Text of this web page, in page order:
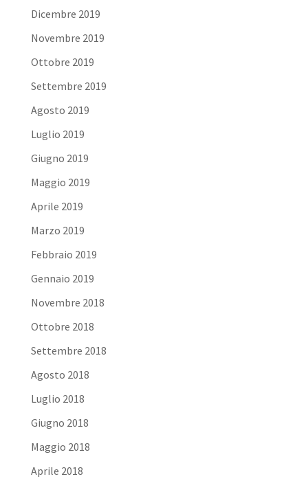
Dicembre 2019
Novembre 2019
Ottobre 2019
Settembre 2019
Agosto 2019
Luglio 2019
Giugno 2019
Maggio 2019
Aprile 2019
Marzo 2019
Febbraio 2019
Gennaio 2019
Novembre 2018
Ottobre 2018
Settembre 2018
Agosto 2018
Luglio 2018
Giugno 2018
Maggio 2018
Aprile 2018